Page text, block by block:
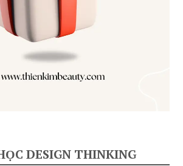
DESIGN THINKING